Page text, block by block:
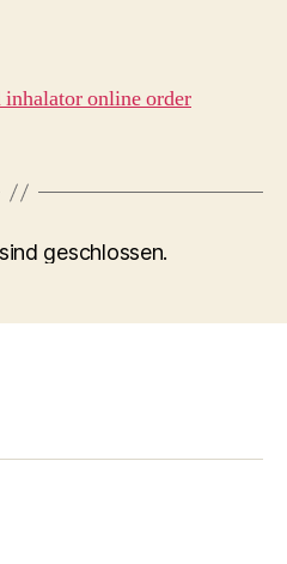
online order
geschlossen.